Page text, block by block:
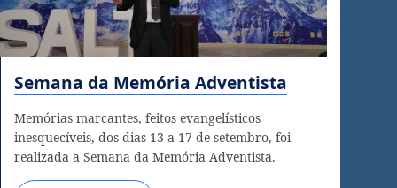
Semana da Memória Adventista
Memórias marcantes, feitos evangelísticos
inesquecíveis, dos dias 13 a 17 de setembro, foi
realizada a Semana da Memória Adventista.